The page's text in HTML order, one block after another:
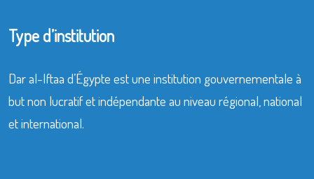
Type d’institution
Dar al-Iftaa d’Égypte est une institution gouvernementale à
but non lucratif et indépendante au niveau régional, national
et international.